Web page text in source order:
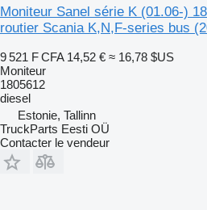
Moniteur Sanel série K (01.06-)
routier Scania K,N,F-series bus
9 521 F CFA 14,52 € ≈ 16,78 $US
Moniteur
1805612
diesel
Estonie, Tallinn
TruckParts Eesti OÜ
Contacter le vendeur